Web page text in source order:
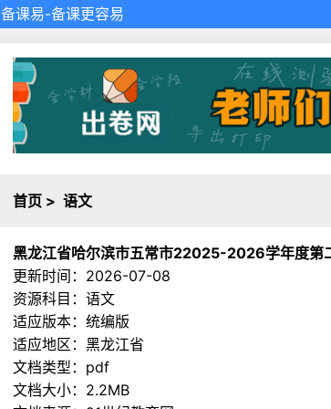
备课易-备课更容易
首页 > 语文
黑龙江省哈尔滨市五常市22025-2026学年度第
更新时间：2026-07-08
资源科目：语文
适应版本：统编版
适应地区：黑龙江省
文档类型：pdf
文档大小：2.2MB